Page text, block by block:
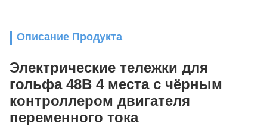
Описание Продукта
Электрические тележки для
гольфа 48В 4 места с чёрным
контроллером двигателя
переменного тока